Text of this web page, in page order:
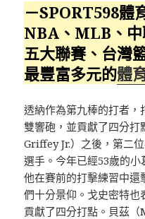
－SPORT598體
NBA、MLB、中
五大聯賽、台灣
最豐富多元的體
透納作為第九棒的打者
雙響砲，並貢獻了四分
Griffey Jr.）之後，第二
選手。今年已經53歲的小
他在賽前的打擊練習中還
們十分景仰。戈史密特也
貢獻了四分打點。貝茲